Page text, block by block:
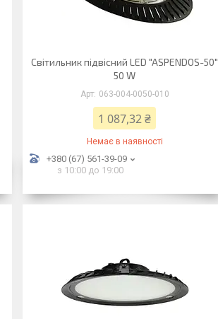
Світильник підвісний LED "ASPENDOS-50"
50 W
063-004-0050-010
1 087,32 ₴
Немає в наявності
+380 (67) 561-39-09
з 10:00 до 19:00